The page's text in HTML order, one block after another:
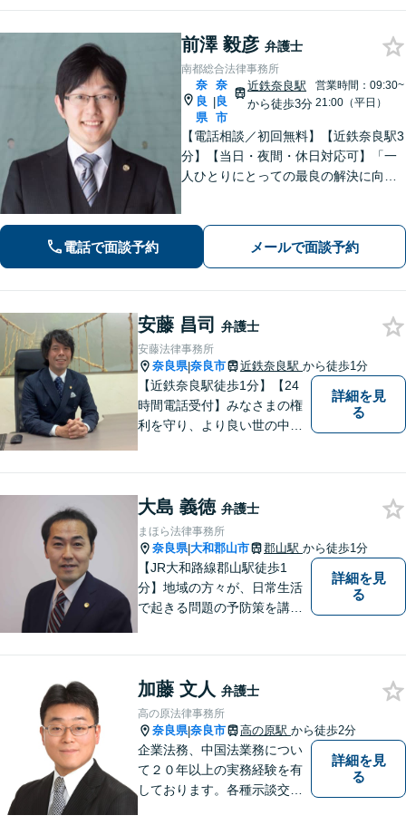
前澤 毅彦 弁護士
南都総合法律事務所
奈
良
県
|
奈
良
市
近鉄奈良駅
から徒歩3分
営業時間：09:30~
21:00（平日）
【電話相談／初回無料】【近鉄奈良駅3
分】【当日・夜間・休日対応可】「一
人ひとりにとっての最良の解決に向け
法務／刑事事件など、幅広く対応可
能。お気軽にご相談ください
電話で面談予約 メールで面談予約
安藤 昌司 弁護士
安藤法律事務所
奈良県|奈良市 近鉄奈良駅 から徒歩1分
【近鉄奈良駅徒歩1分】【24
時間電話受付】みなさまの権
利を守り、より良い世の中に
ています。法律トラブルでお
悩みごとがありましたら、お
気軽にご相談ください。
詳細を見
る
大島 義徳 弁護士
まほら法律事務所
奈良県|大和郡山市 郡山駅 から徒歩1分
【JR大和路線郡山駅徒歩1
分】地域の方々が、日常生活
で起きる問題の予防策を講じ
身近な弁護士を目指していま
す。
詳細を見
る
加藤 文人 弁護士
高の原法律事務所
奈良県|奈良市 高の原駅 から徒歩2分
企業法務、中国法業務につい
て２０年以上の実務経験を有
しております。各種示談交
詳細を見
る